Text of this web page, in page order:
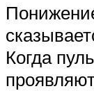
Когда